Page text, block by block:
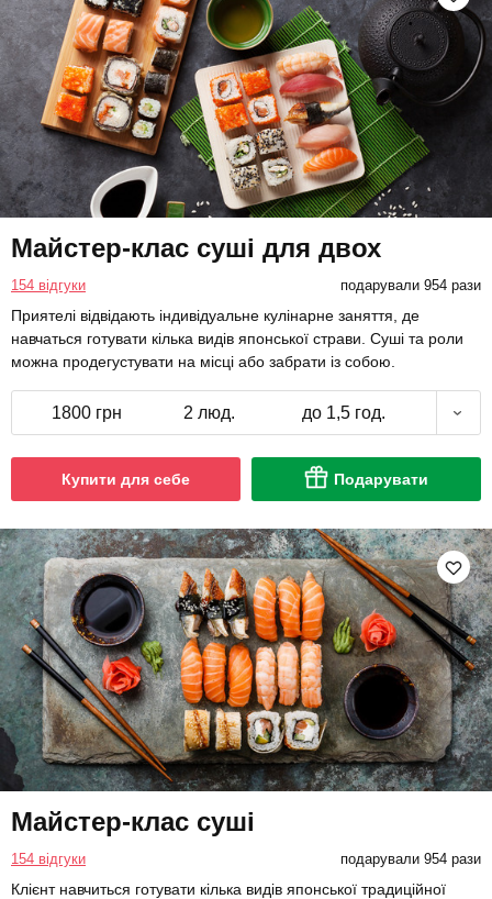
Майстер-клас суші для двох
154 відгуки подарували 954 рази
Приятелі відвідають індивідуальне кулінарне заняття, де
навчаться готувати кілька видів японської страви. Суші та роли
можна продегустувати на місці або забрати із собою.
1800 грн 2 люд. до 1,5 год.
Купити для себе Подарувати
Майстер-клас суші
154 відгуки подарували 954 рази
Клієнт навчиться готувати кілька видів японської традиційної